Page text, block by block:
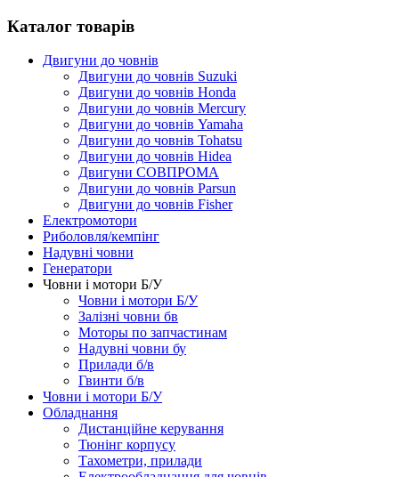
Каталог товарів
Двигуни до човнів
Двигуни до човнів Suzuki
Двигуни до човнів Honda
Двигуни до човнів Mercury
Двигуни до човнів Yamaha
Двигуни до човнів Tohatsu
Двигуни до човнів Hidea
Двигуни СОВПРОМА
Двигуни до човнів Parsun
Двигуни до човнів Fisher
Електромотори
Риболовля/кемпінг
Надувні човни
Генератори
Човни і мотори Б/У
Човни і мотори Б/У
Залізні човни бв
Моторы по запчастинам
Надувні човни бу
Прилади б/в
Гвинти б/в
Човни і мотори Б/У
Обладнання
Дистанційне керування
Тюнінг корпусу
Тахометри, прилади